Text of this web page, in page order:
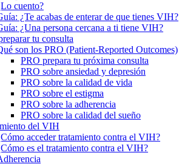
cuento?
¿Te acabas de enterar de que tienes VIH?
¿Una persona cercana a ti tiene VIH?
tu consulta
son los PRO (Patient-Reported Outcomes)
PRO prepara tu próxima consulta
PRO sobre ansiedad y depresión
PRO sobre la calidad de vida
PRO sobre el estigma
PRO sobre la adherencia
PRO sobre la calidad del sueño
del VIH
acceder tratamiento contra el VIH?
es el tratamiento contra el VIH?